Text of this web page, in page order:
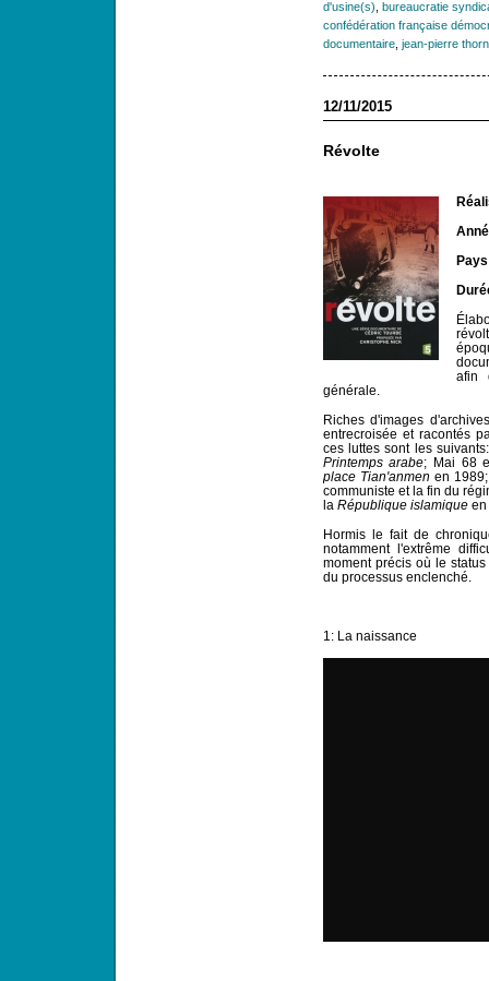
d'usine(s) bureaucratie
confédération française
documentaire, jean-pierre thorn
12/11/2015
Révolte
afin
générale.
Riches d'images
entrecroisée et racontés
ces luttes sont les
Printemps arabe; Mai 68
place Tian'anmen en
communiste et la fin du
la République islamiqueen
Hormis le fait de
notamment l'extrême
moment précis où le
du processus enclenché.
1: La naissance